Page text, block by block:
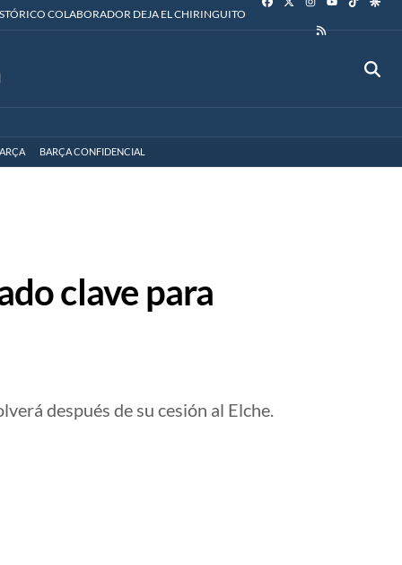
COLABORADOR DEJA EL CHIRINGUITO
BARÇA CONFIDENCIAL
clave para
después de su cesión al Elche.